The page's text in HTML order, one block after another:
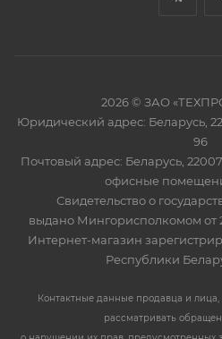
2026 © ЗАО
Юридический адрес: Беларусь,
96
Почтовый адрес: Беларусь,
офисные
Свидетельство о
выдано Мингорисполкомом от
Интернет-магазин
Республики
Контактные данные продавца и
рассматривать